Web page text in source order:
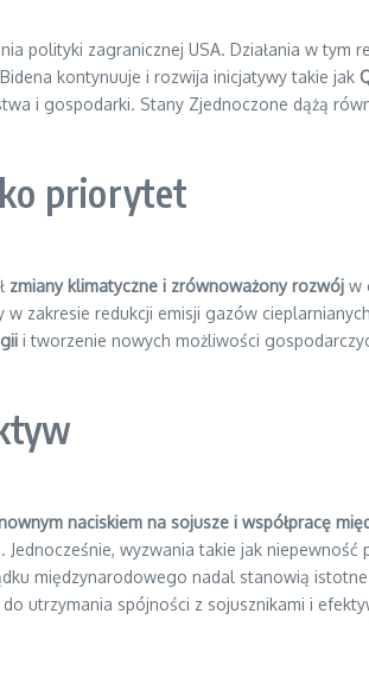
polityki zagranicznej USA. Działania w tym
kontynuuje i rozwija inicjatywy takie jak
i gospodarki. Stany Zjednoczone dążą
priorytet
zmiany klimatyczne i zrównoważony rozwój w
w zakresie redukcji emisji gazów
i tworzenie nowych możliwości
naciskiem na sojusze i współpracę
Jednocześnie, wyzwania takie jak
międzynarodowego nadal stanowią
utrzymania spójności z sojusznikami i